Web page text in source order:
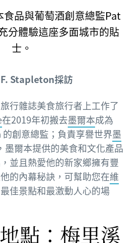
品與葡萄酒創意總監Pat
分體驗這座多面城市的貼
士。
Stapleton採訪
行雜誌美食旅行者上工作了
在2019年初搬去墨爾本成為
創意總監；負責享譽世界墨
墨爾本提供的美食和文化產品
並且熱愛他的新家鄉擁有豐
的內幕秘訣，可幫助您在維
佳景點和最激動人心的場
點：梅里溪